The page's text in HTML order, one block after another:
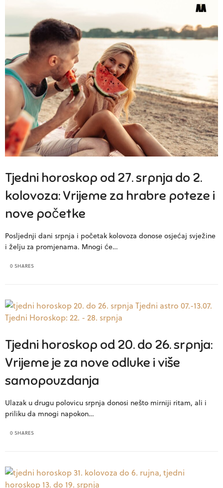
Tjedni horoskop od 27. srpnja do 2.
kolovoza: Vrijeme za hrabre poteze i
nove početke
Posljednji dani srpnja i početak kolovoza donose osjećaj svježine
i želju za promjenama. Mnogi će…
0 SHARES
Tjedni horoskop od 20. do 26. srpnja:
Vrijeme je za nove odluke i više
samopouzdanja
Ulazak u drugu polovicu srpnja donosi nešto mirniji ritam, ali i
priliku da mnogi napokon…
0 SHARES